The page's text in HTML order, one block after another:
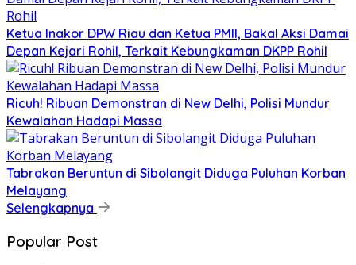
Ketua Inakor DPW Riau dan Ketua PMII, Bakal Aksi Damai
Depan Kejari Rohil, Terkait Kebungkaman DKPP Rohil
Ricuh! Ribuan Demonstran di New Delhi, Polisi Mundur
Kewalahan Hadapi Massa
Tabrakan Beruntun di Sibolangit Diduga Puluhan Korban
Melayang
Selengkapnya
Popular Post